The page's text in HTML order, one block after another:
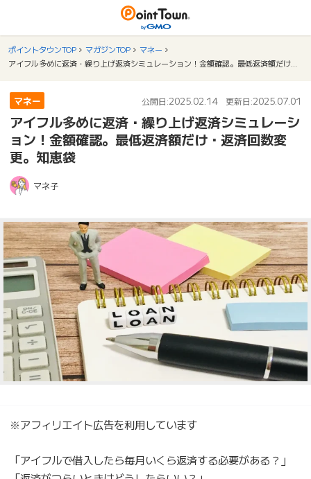
ポイントタウンTOP マガジンTOP
マネー
マネー 公開日:2025.02.14 更新日:2025.07.01
アイフル多めに返済・繰り上げ返済シミュレーシ
ョン！金額確認。最低返済額だけ・返済回数変
更。知恵袋
マネ子
※アフィリエイト広告を利用しています
「アイフルで借入したら毎月いくら返済する必要がある？」